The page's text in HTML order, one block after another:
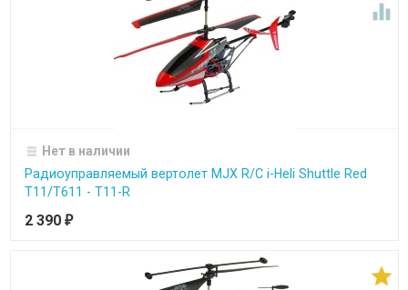

Нет в наличии
Радиоуправляемый вертолет MJX R/C i-Heli Shuttle Red
T11/T611 - T11-R
2 390 ₽
